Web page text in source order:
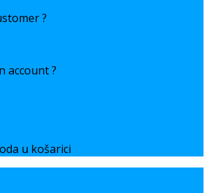
?
account ?
u košarici